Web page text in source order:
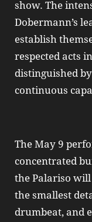
show. The
Dobermann’s
establish
respected acts
distinguished
continuous
The May 9
concentrated
the Palariso
the smallest
drumbeat, and